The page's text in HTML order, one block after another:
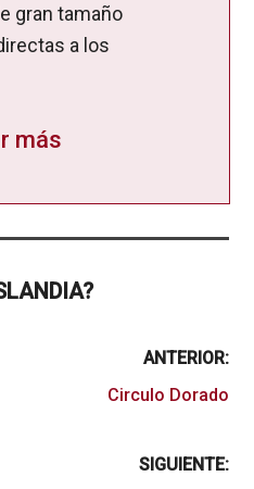
gran tamaño
a los
más
ANTERIOR:
Circulo Dorado
SIGUIENTE: